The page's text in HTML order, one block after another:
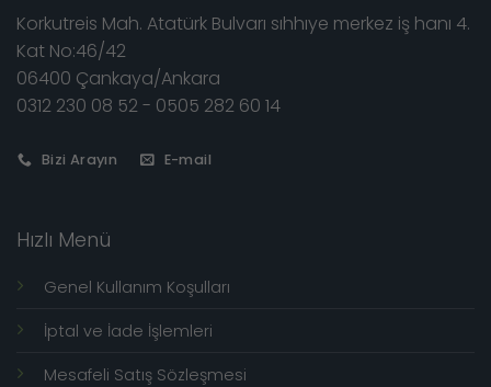
Korkutreis Mah. Atatürk Bulvarı sıhhıye merkez iş hanı 4.
Kat No:46/42
06400 Çankaya/Ankara
0312 230 08 52 - 0505 282 60 14
Bizi Arayın E-mail
Hızlı Menü
Genel Kullanım Koşulları
İptal ve İade İşlemleri
Mesafeli Satış Sözleşmesi